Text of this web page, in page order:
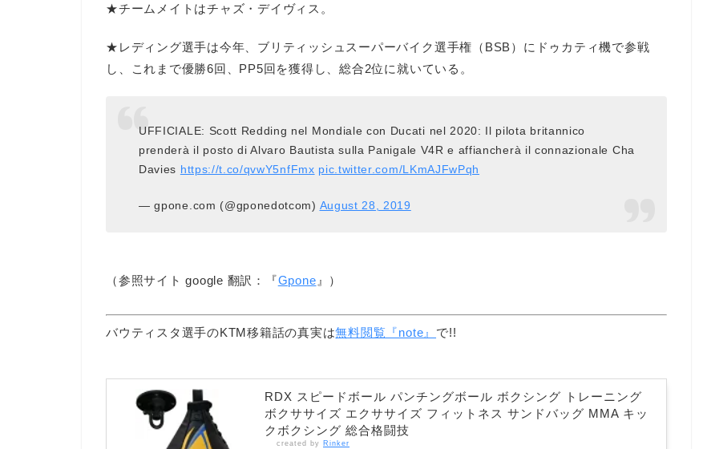
★チームメイトはチャズ・デイヴィス。
★レディング選手は今年、ブリティッシュスーパーバイク選手権（BSB）にドゥカティ機で参戦
し、これまで優勝6回、PP5回を獲得し、総合2位に就いている。
UFFICIALE: Scott Redding nel Mondiale con Ducati nel 2020: Il pilota britannico
prenderà il posto di Alvaro Bautista sulla Panigale V4R e affiancherà il connazionale Cha
Davies https://t.co/qvwY5nfFmx pic.twitter.com/LKmAJFwPqh
— gpone.com (@gponedotcom) August 28, 2019
（参照サイト google 翻訳：『Gpone 』）
バウティスタ選手のKTM移籍話の真実は無料閲覧『note』 で!!
RDX スピードボール パンチングボール ボクシング トレーニング
ボクササイズ エクササイズ フィットネス サンドバッグ MMA キッ
クボクシング 総合格闘技
created by Rinker